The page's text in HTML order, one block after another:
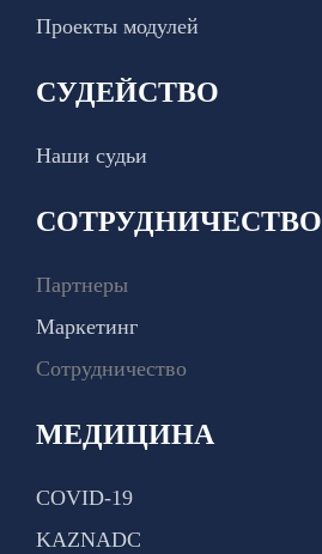
Проекты модулей
СУДЕЙСТВО
Наши судьи
СОТРУДНИЧЕСТВО
Партнеры
Маркетинг
Сотрудничество
МЕДИЦИНА
COVID-19
KAZNADC